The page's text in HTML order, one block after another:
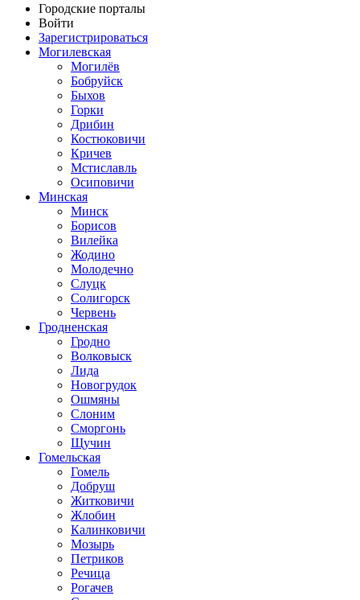
Городские порталы
Войти
Зарегистрироваться
Могилевская
Могилёв
Бобруйск
Быхов
Горки
Дрибин
Костюковичи
Кричев
Мстиславль
Осиповичи
Минская
Минск
Борисов
Вилейка
Жодино
Молодечно
Слуцк
Солигорск
Червень
Гродненская
Гродно
Волковыск
Лида
Новогрудок
Ошмяны
Слоним
Сморгонь
Щучин
Гомельская
Гомель
Добруш
Житковичи
Жлобин
Калинковичи
Мозырь
Петриков
Речица
Рогачев